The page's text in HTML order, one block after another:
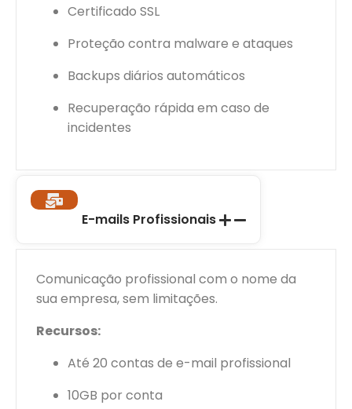
Certificado SSL
Proteção contra malware e ataques
Backups diários automáticos
Recuperação rápida em caso de
incidentes
E-mails Profissionais
Comunicação profissional com o nome da
sua empresa, sem limitações.
Recursos:
Até 20 contas de e-mail profissional
10GB por conta